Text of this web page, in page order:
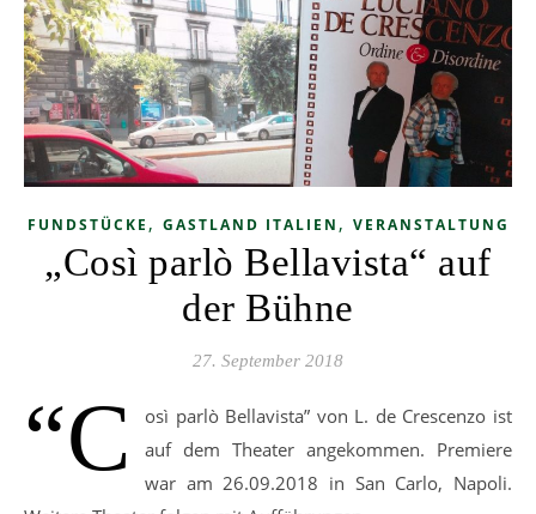
FUNDSTÜCKE , GASTLAND ITALIEN , VERANSTALTUNG
„Così parlò Bellavista“ auf
der Bühne
27. September 2018
“C
osì parlò Bellavista” von L. de Crescenzo ist
auf dem Theater angekommen. Premiere
war am 26.09.2018 in San Carlo, Napoli.